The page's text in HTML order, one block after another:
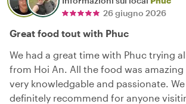
26 giugno 2026
Great food tout with Phuc
We had a great time with Phuc trying
from Hoi An. All the food was amazing
very knowledgable and passionate.
definitely recommend for anyone